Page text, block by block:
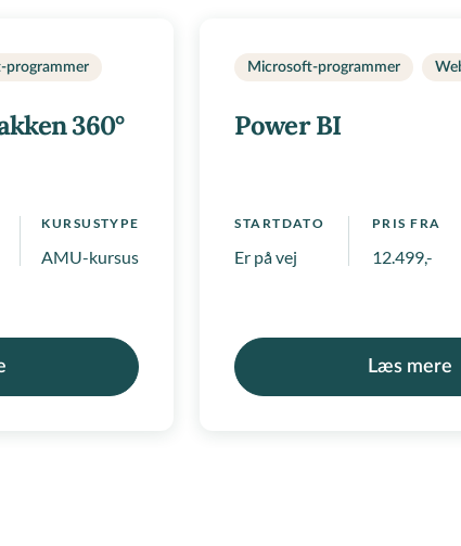
programmer
360°
KURSUSTYPE
AMU-kursus, Kompetenceforløb
Microsoft-programmer
Power BI
STARTDATO
Er på vej
PRIS FRA
12.499,-
Læs mere